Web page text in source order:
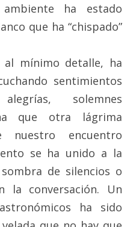
ambiente ha estado
que ha “chispado”
al mínimo detalle, ha
sentimientos
solemnes
que otra lágrima
nuestro encuentro
se ha unido a la
de silencios o
la conversación. Un
ha sido